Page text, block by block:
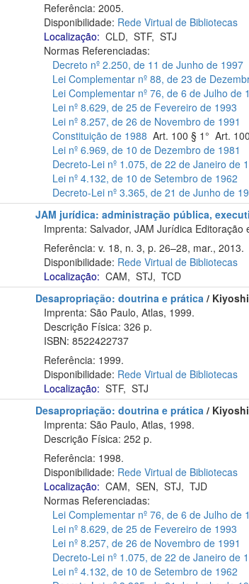
Referência: 2005.
Disponibilidade: Rede Virtual de Bibliotecas
Localização: CLD, STF, STJ
Normas Referenciadas:
Decreto nº 2.250, de 11 de Junho de 1997
Lei Complementar nº 88, de 23 de
Lei Complementar nº 76, de 6 de Julho de
Lei nº 8.629, de 25 de Fevereiro de 1993
Lei nº 8.257, de 26 de Novembro de 1991
Constituição de 1988 Art. 100 § 1° Art.
Lei nº 6.969, de 10 de Dezembro de 1981
Decreto-Lei nº 1.075, de 22 de Janeiro de
Lei nº 4.132, de 10 de Setembro de 1962
Decreto-Lei nº 3.365, de 21 de Junho de
JAM jurídica: administração pública,
Imprenta: Salvador, JAM Jurídica Editoração
Referência: v. 18, n. 3, p. 26–28, mar., 2013.
Disponibilidade: Rede Virtual de Bibliotecas
Localização: CAM, STJ, TCD
Desapropriação: doutrina e prática /
Imprenta: São Paulo, Atlas, 1999.
Descrição Física: 326 p.
ISBN: 8522422737
Referência: 1999.
Disponibilidade: Rede Virtual de Bibliotecas
Localização: STF, STJ
Desapropriação: doutrina e prática /
Imprenta: São Paulo, Atlas, 1998.
Descrição Física: 252 p.
Referência: 1998.
Disponibilidade: Rede Virtual de Bibliotecas
Localização: CAM, SEN, STJ, TJD
Normas Referenciadas:
Lei Complementar nº 76, de 6 de Julho de
Lei nº 8.629, de 25 de Fevereiro de 1993
Lei nº 8.257, de 26 de Novembro de 1991
Decreto-Lei nº 1.075, de 22 de Janeiro de
Lei nº 4.132, de 10 de Setembro de 1962